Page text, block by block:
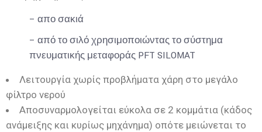
– απο σακιά
– από το σιλό χρησιμοποιώντας το σύστημα
πνευματικής μεταφοράς PFT SILOMAT
Λειτουργία χωρίς προβλήματα χάρη στο μεγάλο
φίλτρο νερού
Αποσυναρμολογείται εύκολα σε 2 κομμάτια (κάδος
ανάμειξης και κυρίως μηχάνημα) οπότε μειώνεται το